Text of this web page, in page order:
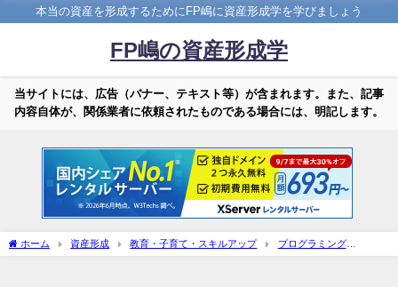
本当の資産を形成するためにFP嶋に資産形成学を学びましょう
FP嶋の資産形成学
当サイトには、広告（バナー、テキスト等）が含まれます。また、記事
内容自体が、関係業者に依頼されたものである場合には、明記します。
ホーム 資産形成 教育・子育て・スキルアップ
プログラミング
R
Rを導入してみよう！